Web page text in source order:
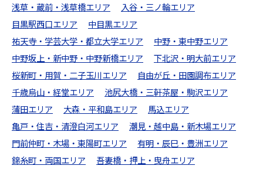
浅草・蔵前・浅草橋エリア
入谷・三ノ輪エリア
目黒駅西口エリア
中目黒エリア
祐天寺・学芸大学・都立大学エリア
中野・東中野エリア
中野坂上・新中野・中野新橋エリア
下北沢・明大前エリア
桜新町・用賀・二子玉川エリア
自由が丘・田園調布エリア
千歳烏山・経堂エリア
池尻大橋・三軒茶屋・駒沢エリア
蒲田エリア
大森・平和島エリア
馬込エリア
亀戸・住吉・清澄白河エリア
潮見・越中島・新木場エリア
門前仲町・木場・東陽町エリア
有明・辰巳・豊洲エリア
錦糸町・両国エリア
吾妻橋・押上・曳舟エリア